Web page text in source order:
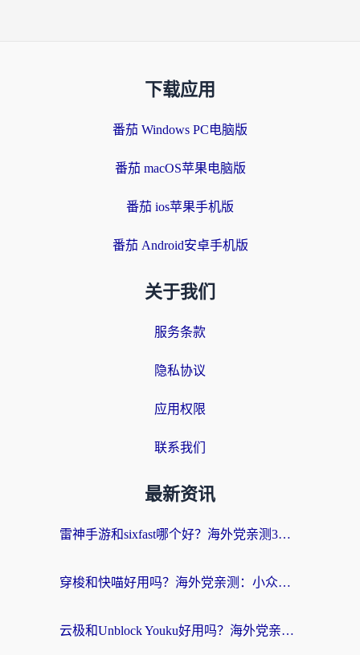
下载应用
番茄 Windows PC电脑版
番茄 macOS苹果电脑版
番茄 ios苹果手机版
番茄 Android安卓手机版
关于我们
服务条款
隐私协议
应用权限
联系我们
最新资讯
雷神手游和sixfast哪个好？海外党亲测3款回国加速器，教你选对不踩坑
穿梭和快喵好用吗？海外党亲测：小众加速器对比+番茄加速器深度体验
云极和Unblock Youku好用吗？海外党亲测+2026回国加速器避坑指南